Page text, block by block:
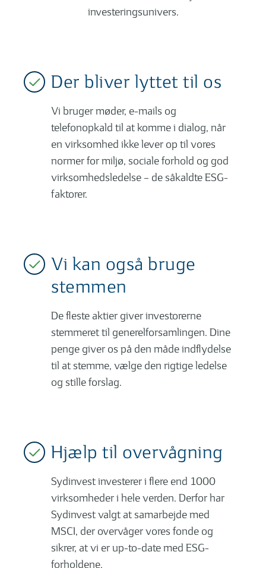
investeringsunivers.
Der bliver lyttet til os
Vi bruger møder, e-mails og
telefonopkald til at komme i dialog, når
en virksomhed ikke lever op til vores
normer for miljø, sociale forhold og god
virksomhedsledelse – de såkaldte ESG-
faktorer.
Vi kan også bruge
stemmen
De fleste aktier giver investorerne
stemmeret til generelforsamlingen. Dine
penge giver os på den måde indflydelse
til at stemme, vælge den rigtige ledelse
og stille forslag.
Hjælp til overvågning
Sydinvest investerer i flere end 1000
virksomheder i hele verden. Derfor har
Sydinvest valgt at samarbejde med
MSCI, der overvåger vores fonde og
sikrer, at vi er up-to-date med ESG-
forholdene.